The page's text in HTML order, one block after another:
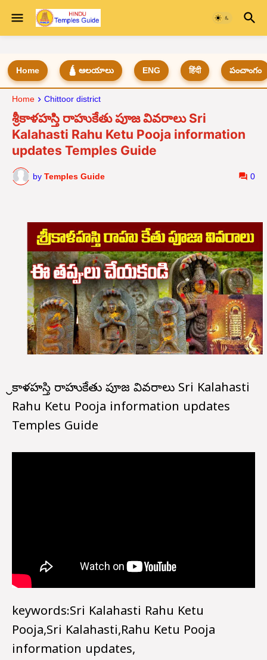
Home 🛕 ఆలయాలు ENG हिंदी పంచాంగం
Home Chittoor district
శ్రీకాళహస్తి రాహుకేతు పూజ వివరాలు Sri
Kalahasti Rahu Ketu Pooja information
updates Temples Guide
by Temples Guide 0
శ్రీకాళహస్తి రాహుకేతు పూజ వివరాలు Sri Kalahasti
Rahu Ketu Pooja information updates
Temples Guide
keywords:Sri Kalahasti Rahu Ketu
Pooja,Sri Kalahasti,Rahu Ketu Pooja
information updates,